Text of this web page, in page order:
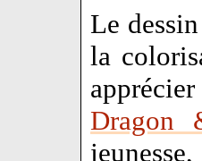
Le
la
Dragon